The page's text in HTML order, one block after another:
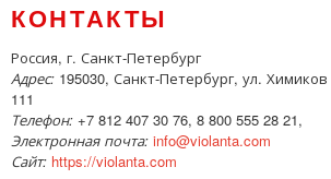
КОНТАКТЫ
Россия, г. Санкт-Петербург
Адрес: 195030, Санкт-Петербург, ул.
111
Телефон: +7 812 407 30 76, 8 800 555 28 21,
Электронная почта: info@violanta.com
Сайт: https://violanta.com